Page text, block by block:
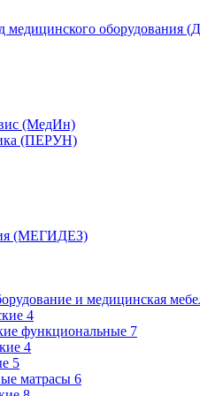
медицинского оборудования
(МедИн)
(ПЕРУН)
(МЕГИДЕЗ)
и медицинская
4
функциональные 7
4
5
матрасы 6